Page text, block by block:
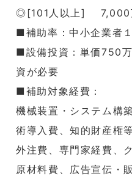
◎[101人以上] 7,000
■補助率：中小企業者
■設備投資：単価750
資が必要
■補助対象経費：
機械装置・システム構
術導入費、知的財産権
外注費、専門家経費、
原材料費、広告宣伝・